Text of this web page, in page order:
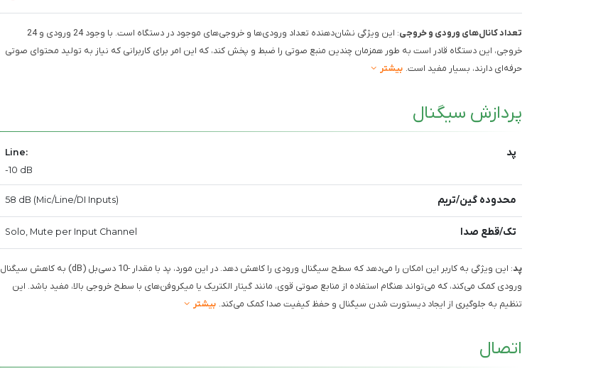
تعداد کانال‌های ورودی و خروجی
: این ویژگی نشان‌دهنده تعداد ورودی‌ها و خروجی‌های موجود در دستگاه است. با وجود 24 ورودی و 24
خروجی، این دستگاه قادر است به طور همزمان چندین منبع صوتی را ضبط و پخش کند، که این امر برای کاربرانی که نیاز به تولید محتوای صوتی
حرفه‌ای دارند، بسیار مفید است. بیشتر
پردازش سیگنال
پد
Line:
-10 dB
محدوده گین/تریم 58 dB (Mic/Line/DI Inputs)
تک/قطع صدا Solo, Mute per Input Channel
پد
: این ویژگی به کاربر این امکان را می‌دهد که سطح سیگنال ورودی را کاهش دهد. در این مورد، پد با مقدار -10 دسی‌بل (dB) به کاهش سیگنال
ورودی کمک می‌کند، که می‌تواند هنگام استفاده از منابع صوتی قوی، مانند گیتار الکتریک یا میکروفن‌های با سطح خروجی بالا، مفید باشد. این
تنظیم به جلوگیری از ایجاد دیستورت شدن سیگنال و حفظ کیفیت صدا کمک می‌کند. بیشتر
اتصال